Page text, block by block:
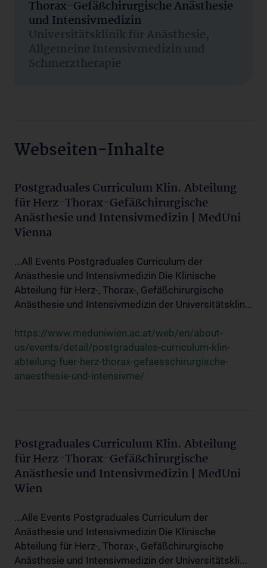
Thorax-Gefäßchirurgische Anästhesie
und Intensivmedizin
Universitätsklinik für Anästhesie,
Allgemeine Intensivmedizin und
Schmerztherapie
Webseiten-Inhalte
Postgraduales Curriculum Klin. Abteilung
für Herz-Thorax-Gefäßchirurgische
Anästhesie und Intensivmedizin | MedUni
Vienna
...All Events Postgraduales Curriculum der
Anästhesie und Intensivmedizin Die Klinische
Abteilung für Herz-, Thorax-, Gefäßchirurgische
Anästhesie und Intensivmedizin der Universitätsklin...
https://www.meduniwien.ac.at/web/en/about-
us/events/detail/postgraduales-curriculum-klin-
abteilung-fuer-herz-thorax-gefaesschirurgische-
anaesthesie-und-intensivme/
Postgraduales Curriculum Klin. Abteilung
für Herz-Thorax-Gefäßchirurgische
Anästhesie und Intensivmedizin | MedUni
Wien
...Alle Events Postgraduales Curriculum der
Anästhesie und Intensivmedizin Die Klinische
Abteilung für Herz-, Thorax-, Gefäßchirurgische
Anästhesie und Intensivmedizin der Universitätskli...